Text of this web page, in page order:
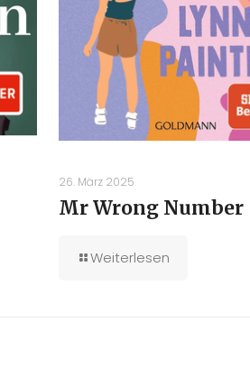
26. März 2025
Mr Wrong Number
Weiterlesen